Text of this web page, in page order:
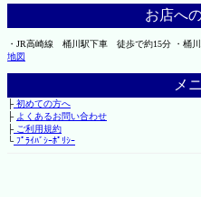
お店へ
・JR高崎線 桶川駅下車 徒歩で約15分 ・桶
地図
メ
├初めての方へ
├ よくあるお問い合わせ
├ご利用規約
└ﾌﾟﾗｲﾊﾞｼｰﾎﾟﾘｼｰ